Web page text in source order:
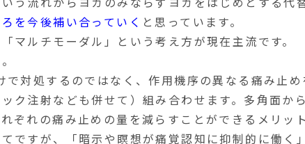
う流れからヨガのみならずヨガをはじめとする代
を今後補い合っていく と思っています。
マルチモーダル」という考え方が現在主流です。
で対処するのではなく、作用機序の異なる痛み止め
ク注射なども併せて）組み合わせます。多角面か
ぞれの痛み止めの量を減らすことができるメリッ
ですが、「暗示や瞑想が痛覚認知に抑制的に働く